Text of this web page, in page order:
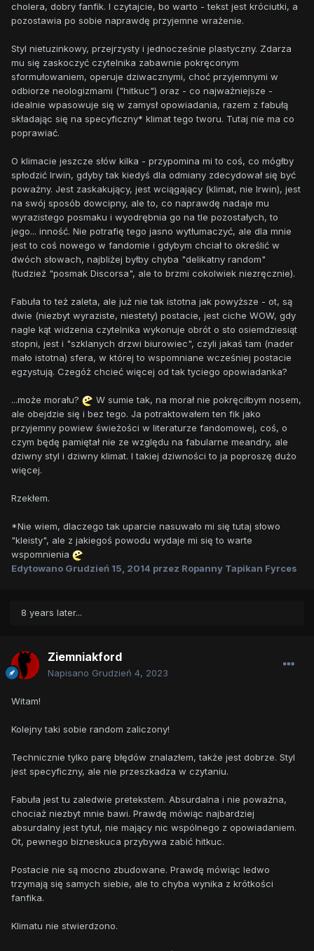
cholera, dobry fanfik. I czytajcie, bo warto - tekst jest króciutki, a
pozostawia po sobie naprawdę przyjemne wrażenie.
Styl nietuzinkowy, przejrzysty i jednocześnie plastyczny. Zdarza
mu się zaskoczyć czytelnika zabawnie pokręconym
sformułowaniem, operuje dziwacznymi, choć przyjemnymi w
odbiorze neologizmami ("hitkuc") oraz - co najważniejsze -
idealnie wpasowuje się w zamysł opowiadania, razem z fabułą
składając się na specyficzny* klimat tego tworu. Tutaj nie ma co
poprawiać.
O klimacie jeszcze słów kilka - przypomina mi to coś, co mógłby
spłodzić Irwin, gdyby tak kiedyś dla odmiany zdecydował się być
poważny. Jest zaskakujący, jest wciągający (klimat, nie Irwin), jest
na swój sposób dowcipny, ale to, co naprawdę nadaje mu
wyrazistego posmaku i wyodrębnia go na tle pozostałych, to
jego... inność. Nie potrafię tego jasno wytłumaczyć, ale dla mnie
jest to coś nowego w fandomie i gdybym chciał to określić w
dwóch słowach, najbliżej byłby chyba "delikatny random"
(tudzież "posmak Discorsa", ale to brzmi cokolwiek niezręcznie).
Fabuła to też zaleta, ale już nie tak istotna jak powyższe - ot, są
dwie (niezbyt wyraziste, niestety) postacie, jest ciche WOW, gdy
nagle kąt widzenia czytelnika wykonuje obrót o sto osiemdziesiąt
stopni, jest i "szklanych drzwi biurowiec", czyli jakaś tam (nader
mało istotna) sfera, w której to wspomniane wcześniej postacie
egzystują. Czegóż chcieć więcej od tak tyciego opowiadanka?
...może morału?
W sumie tak, na morał nie pokręciłbym nosem,
ale obejdzie się i bez tego. Ja potraktowałem ten fik jako
przyjemny powiew świeżości w literaturze fandomowej, coś, o
czym będę pamiętał nie ze względu na fabularne meandry, ale
dziwny styl i dziwny klimat. I takiej dziwności to ja poproszę dużo
więcej.
Rzekłem.
*Nie wiem, dlaczego tak uparcie nasuwało mi się tutaj słowo
"kleisty", ale z jakiegoś powodu wydaje mi się to warte
wspomnienia
Edytowano Grudzień 15, 2014 przez Ropanny Tapikan Fyrces
8 years later...
Ziemniakford
Napisano Grudzień 4, 2023
Witam!
Kolejny taki sobie random zaliczony!
Technicznie tylko parę błędów znalazłem, także jest dobrze. Styl
jest specyficzny, ale nie przeszkadza w czytaniu.
Fabuła jest tu zaledwie pretekstem. Absurdalna i nie poważna,
chociaż niezbyt mnie bawi. Prawdę mówiąc najbardziej
absurdalny jest tytuł, nie mający nic wspólnego z opowiadaniem.
Ot, pewnego bizneskuca przybywa zabić hitkuc.
Postacie nie są mocno zbudowane. Prawdę mówiąc ledwo
trzymają się samych siebie, ale to chyba wynika z krótkości
fanfika.
Klimatu nie stwierdzono.